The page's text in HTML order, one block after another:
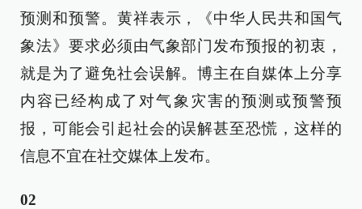
预测和预警。黄祥表示，《中华人民共和国气
象法》要求必须由气象部门发布预报的初衷，
就是为了避免社会误解。博主在自媒体上分享
内容已经构成了对气象灾害的预测或预警预
报，可能会引起社会的误解甚至恐慌，这样的
信息不宜在社交媒体上发布。
02